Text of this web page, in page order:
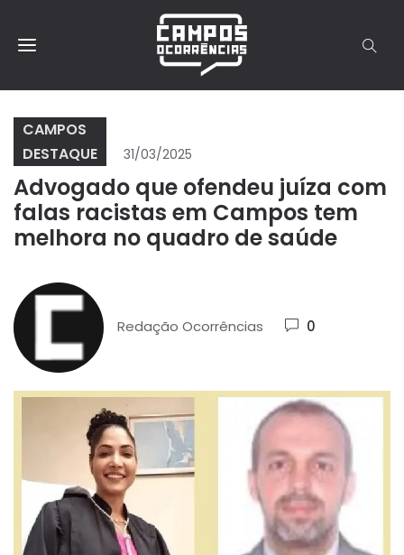
CAMPOS
DESTAQUE
31/03/2025
Advogado que ofendeu juíza com
falas racistas em Campos tem
melhora no quadro de saúde
Redação Ocorrências 0